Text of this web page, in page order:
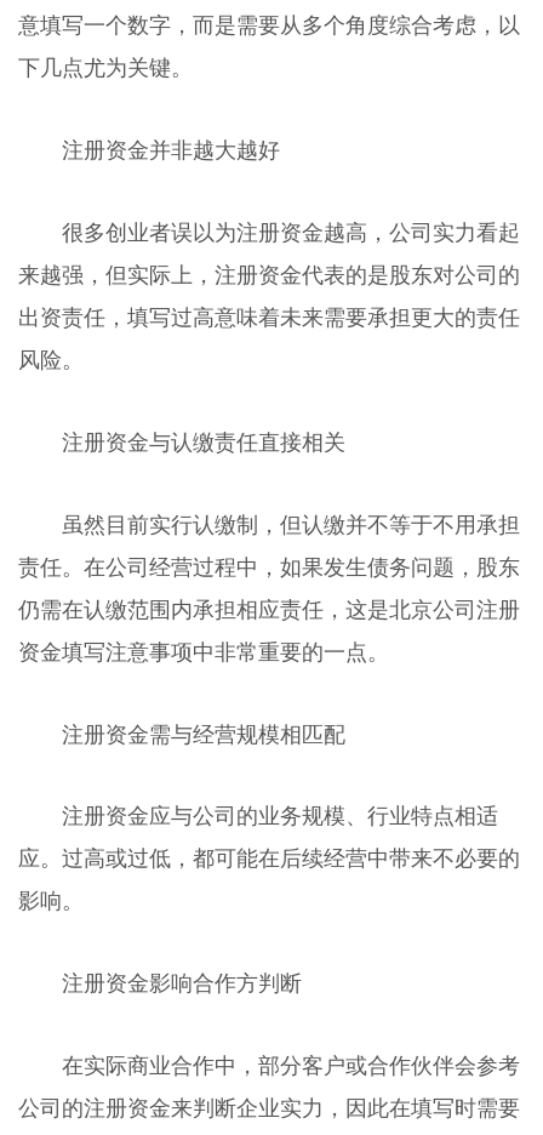
意填写一个数字，而是需要从多个角度综合考虑，以
下几点尤为关键。
注册资金并非越大越好
很多创业者误以为注册资金越高，公司实力看起
来越强，但实际上，注册资金代表的是股东对公司的
出资责任，填写过高意味着未来需要承担更大的责任
风险。
注册资金与认缴责任直接相关
虽然目前实行认缴制，但认缴并不等于不用承担
责任。在公司经营过程中，如果发生债务问题，股东
仍需在认缴范围内承担相应责任，这是北京公司注册
资金填写注意事项中非常重要的一点。
注册资金需与经营规模相匹配
注册资金应与公司的业务规模、行业特点相适
应。过高或过低，都可能在后续经营中带来不必要的
影响。
注册资金影响合作方判断
在实际商业合作中，部分客户或合作伙伴会参考
公司的注册资金来判断企业实力，因此在填写时需要